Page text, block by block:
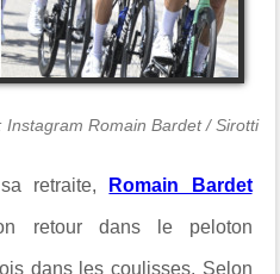
Instagram Romain Bardet / Sirotti
retraite, Romain Bardet
retour dans le peloton
dans les coulisses. Selon